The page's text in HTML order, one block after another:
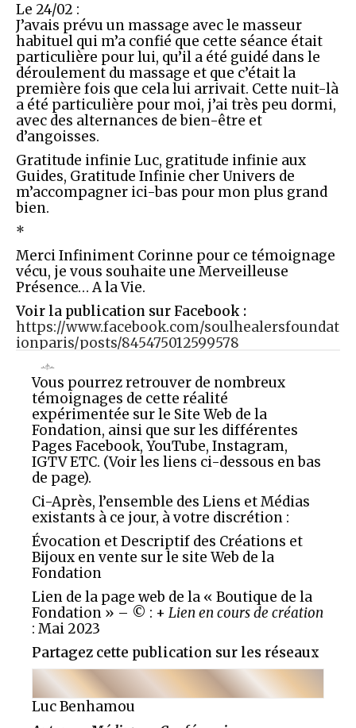
Le 24/02 :
J’avais prévu un massage avec le masseur
habituel qui m’a confié que cette séance était
particulière pour lui, qu’il a été guidé dans le
déroulement du massage et que c’était la
première fois que cela lui arrivait. Cette nuit-là
a été particulière pour moi, j’ai très peu dormi,
avec des alternances de bien-être et
d’angoisses.
Gratitude infinie Luc, gratitude infinie aux
Guides, Gratitude Infinie cher Univers de
m’accompagner ici-bas pour mon plus grand
bien.
*
Merci Infiniment Corinne pour ce témoignage
vécu, je vous souhaite une Merveilleuse
Présence… A la Vie.
Voir la publication sur Facebook :
https://www.facebook.com/soulhealersfoundat
ionparis/posts/845475012599578
Vous pourrez retrouver de nombreux
témoignages de cette réalité
expérimentée sur le Site Web de la
Fondation, ainsi que sur les différentes
Pages Facebook, YouTube, Instagram,
IGTV ETC. (Voir les liens ci-dessous en bas
de page).
Ci-Après, l’ensemble des Liens et Médias
existants à ce jour, à votre discrétion :
Évocation et Descriptif des Créations et
Bijoux en vente sur le site Web de la
Fondation
Lien de la page web de la « Boutique de la
Fondation » – © : + Lien en cours de création
: Mai 2023
Partagez cette publication sur les réseaux
Luc Benhamou